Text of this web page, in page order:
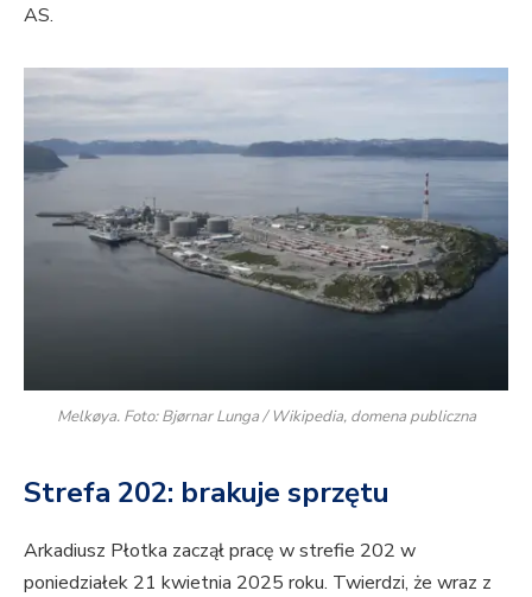
AS.
Melkøya. Foto: Bjørnar Lunga / Wikipedia, domena publiczna
Strefa 202: brakuje sprzętu
Arkadiusz Płotka zaczął pracę w strefie 202 w
poniedziałek 21 kwietnia 2025 roku. Twierdzi, że wraz z